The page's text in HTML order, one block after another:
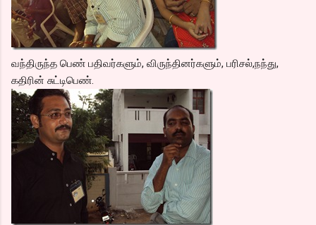
வந்திருந்த பெண் பதிவர்களும், விருந்தினர்களும், பரிசல்,நந்து,
கதிரின் சுட்டிபெண்.